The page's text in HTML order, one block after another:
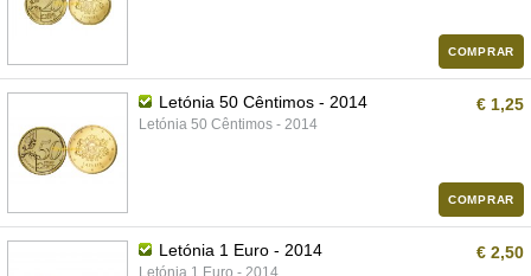
COMPRAR
Letónia 50 Cêntimos - 2014
Letónia 50 Cêntimos - 2014
€ 1,25
COMPRAR
Letónia 1 Euro - 2014
Letónia 1 Euro - 2014
€ 2,50